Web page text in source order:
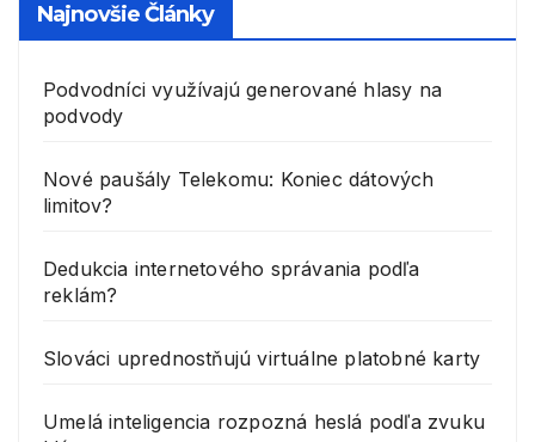
Najnovšie Články
Podvodníci využívajú generované hlasy na
podvody
Nové paušály Telekomu: Koniec dátových
limitov?
Dedukcia internetového správania podľa
reklám?
Slováci uprednostňujú virtuálne platobné karty
Umelá inteligencia rozpozná heslá podľa zvuku